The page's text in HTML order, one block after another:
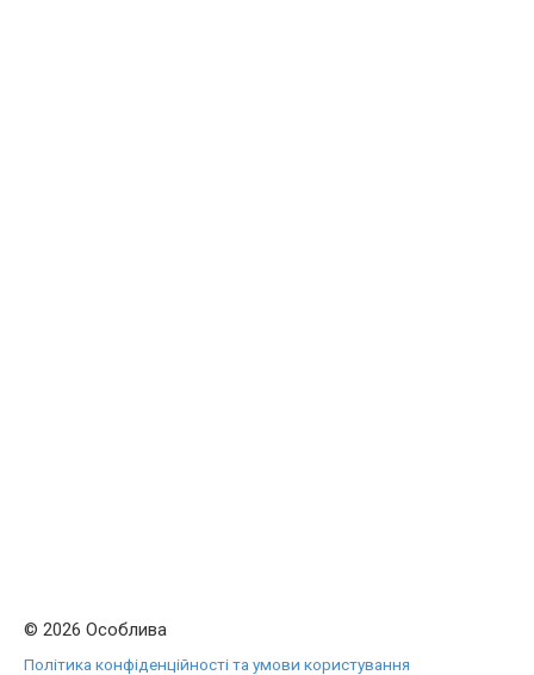
© 2026 Особлива
Політика конфіденційності та умови користування